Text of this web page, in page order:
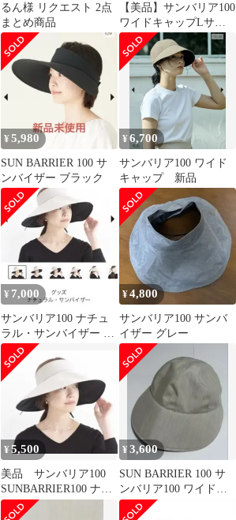
るん様 リクエスト 2点
まとめ商品
【美品】サンバリア100
ワイドキャップLサイ
ズブラック完全遮光オ
マケ付き
¥5,980
SUN BARRIER 100 サ
ンバイザー ブラック
¥6,700
サンバリア100 ワイド
キャップ 新品
¥ 7,000
サンバリア100 ナチュ
ラル・サンバイザー ア
イボリー
¥4,800
サンバリア100 サンバ
イザー グレー
¥5,500
美品 サンバリア100
SUNBARRIER100 ナチ
ュラルサンバイザー
¥3,600
SUN BARRIER 100 サ
ンバリア100 ワイドキ
ャップ